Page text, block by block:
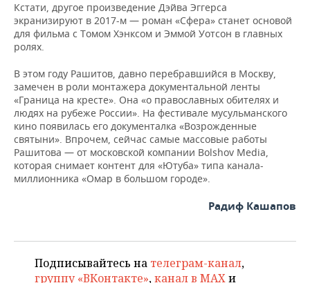
Кстати, другое произведение Дэйва Эггерса
экранизируют в 2017-м — роман «Сфера» станет основой
для фильма с Томом Хэнксом и Эммой Уотсон в главных
ролях.
В этом году Рашитов, давно перебравшийся в Москву,
замечен в роли монтажера документальной ленты
«Граница на кресте». Она «о православных обителях и
людях на рубеже России». На фестивале мусульманского
кино появилась его документалка «Возрожденные
святыни». Впрочем, сейчас самые массовые работы
Рашитова — от московской компании Bolshov Media,
которая снимает контент для «Ютуба» типа канала-
миллионника «Омар в большом городе».
Радиф Кашапов
Подписывайтесь на телеграм-канал,
группу «ВКонтакте»,канал в MAXи